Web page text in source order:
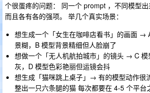
个很蛋疼的问题： 同一个 prompt ，不同模型出
而且各有各的强项。 举几个真实场景：
想生成一个「女生在咖啡店看书」的画面 →
景糊，B 模型背景精细但人脸崩了
想做一个「无人机航拍城市」的镜头 → C 模
灰，D 模型色彩艳丽但运镜会抖
想生成「猫咪跳上桌子」→ 有的模型动作很
整出一只六条腿的猫 每次都要在 4-5 个平台